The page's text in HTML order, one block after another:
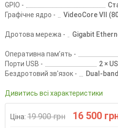
GPIO -
Графічне ядро -
VideoCore VII
Дротова мережа -
Gigabit
Оперативна памʼять -
Порти USB -
2 ×
Бездротовий зв'язок -
Dual-
Дивитись всі характеристики
Ціна: 19 900 грн 16 500